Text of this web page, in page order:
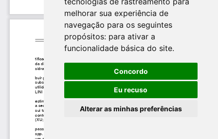
melhorar sua experiência de
navegação para os seguintes
propósitos: para ativar a
funcionalidade básica do site.
Concordo
Eu recuso
Alterar as minhas preferências